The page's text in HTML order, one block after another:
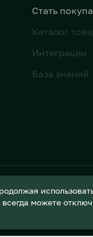
Стать
Каталог
Интеграции
База знаний
можете